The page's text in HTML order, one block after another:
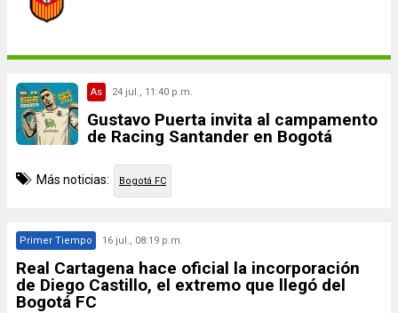
As 24 jul., 11:40 p.m.
Gustavo Puerta invita al campamento
de Racing Santander en Bogotá
Más noticias: Bogotá FC
Primer Tiempo 16 jul., 08:19 p.m.
Real Cartagena hace oficial la incorporación
de Diego Castillo, el extremo que llegó del
Bogotá FC